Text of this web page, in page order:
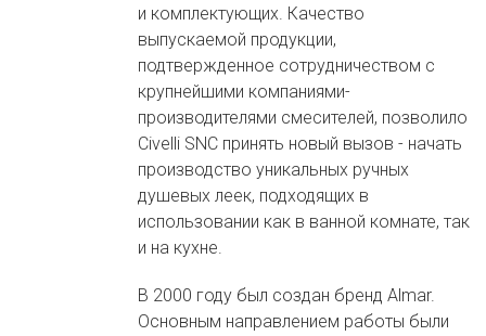
и комплектующих. Качество
выпускаемой продукции,
подтвержденное сотрудничеством с
крупнейшими компаниями-
производителями смесителей, позволило
Civelli SNC принять новый вызов - начать
производство уникальных ручных
душевых леек, подходящих в
использовании как в ванной комнате, так
и на кухне.
В 2000 году был создан бренд Almar.
Основным направлением работы были